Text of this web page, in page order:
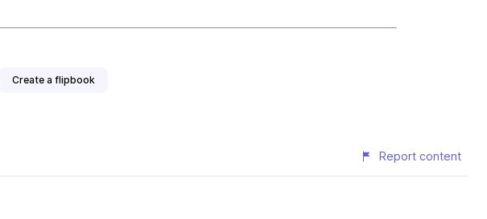
Create a flipbook
Report content